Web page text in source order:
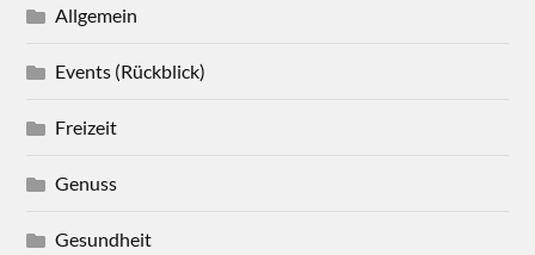
Allgemein
Events (Rückblick)
Freizeit
Genuss
Gesundheit